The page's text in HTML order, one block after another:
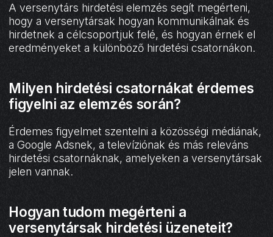
A versenytárs hirdetési elemzés segít megérteni,
hogy a versenytársak hogyan kommunikálnak és
hirdetnek a célcsoportjuk felé, és hogyan érnek el
eredményeket a különböző hirdetési csatornákon.
Milyen hirdetési csatornákat érdemes
figyelni az elemzés során?
Érdemes figyelmet szentelni a közösségi médiának,
a Google Adsnek, a televíziónak és más releváns
hirdetési csatornáknak, amelyeken a versenytársak
jelen vannak.
Hogyan tudom megérteni a
versenytársak hirdetési üzeneteit?